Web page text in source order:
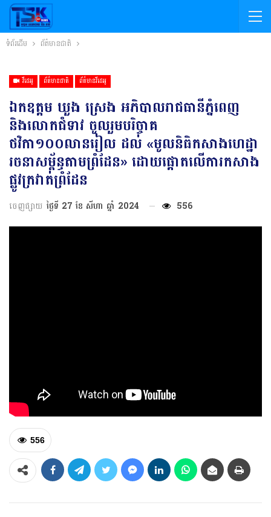
ទំព័រដើម ព័ត៌មានជាតិ
វីដេអូ ព័ត៌មានជាតិ ព័ត៌មានវីដេអូ
ឯកឧត្តម ឃួង ស្រេង អភិបាលរាជធានីភ្នំពេញ
និងលោកជំទាវ ចូលរួមបរិច្ចាគ
ថវិកា១០០លានរៀល ដល់ «មូលនិធិកសាងហេដ្ឋា
រចនាសម្ព័ន្ធតាមព្រំដែន» ដោយផ្ដោតលើការកសាង
ផ្លូវក្រវាត់ព្រំដែន
ចេញផ្សាយ ថ្ងៃទី 27 ខែ សីហា ឆ្នាំ 2024 556
556